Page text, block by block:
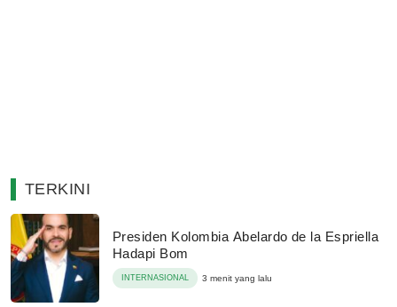
TERKINI
Presiden Kolombia Abelardo de la Espriella
Hadapi Bom
INTERNASIONAL 3 menit yang lalu